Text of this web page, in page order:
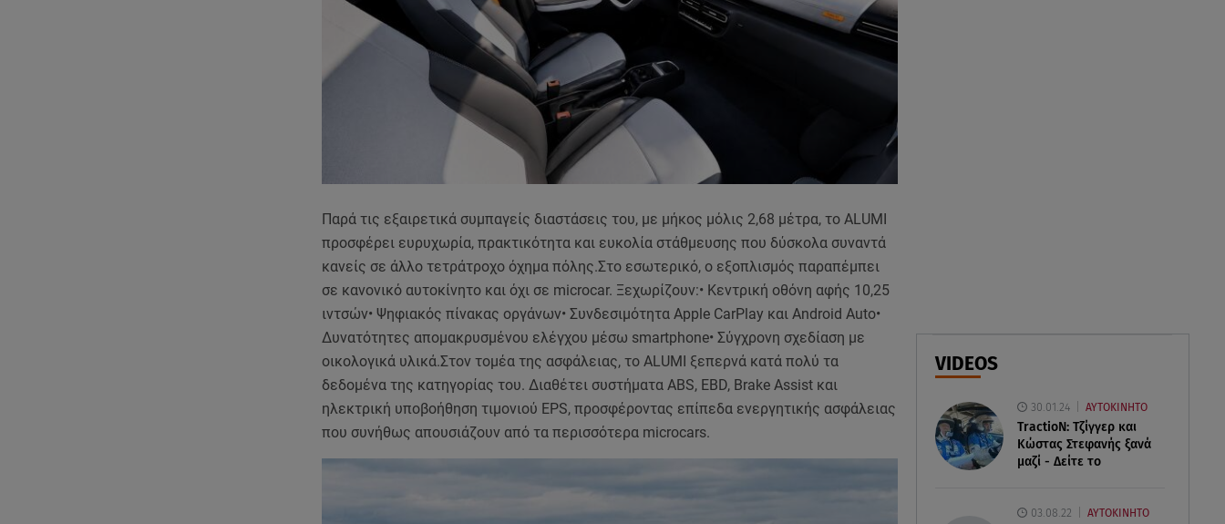
Stars System: Γιορτάζει 20
στο Star
VIDEOS
30.01.24 ΑΥΤΟΚΙΝΗΤΟ
TractioN: Τζίγγερ και
Κώστας Στεφανής ξανά
μαζί - Δείτε το
03.08.22 ΑΥΤΟΚΙΝΗΤΟ
Παρά τις εξαιρετικά συμπαγείς διαστάσεις του, με μήκος μόλις 2,68 μέτρα, το ALUMI
προσφέρει ευρυχωρία, πρακτικότητα και ευκολία στάθμευσης που δύσκολα συναντά
κανείς σε άλλο τετράτροχο όχημα πόλης.Στο εσωτερικό, ο εξοπλισμός παραπέμπει
σε κανονικό αυτοκίνητο και όχι σε microcar. Ξεχωρίζουν:• Κεντρική οθόνη αφής 10,25
ιντσών• Ψηφιακός πίνακας οργάνων• Συνδεσιμότητα Apple CarPlay και Android Auto•
Δυνατότητες απομακρυσμένου ελέγχου μέσω smartphone• Σύγχρονη σχεδίαση με
οικολογικά υλικά.Στον τομέα της ασφάλειας, το ALUMI ξεπερνά κατά πολύ τα
δεδομένα της κατηγορίας του. Διαθέτει συστήματα ABS, EBD, Brake Assist και
ηλεκτρική υποβοήθηση τιμονιού EPS, προσφέροντας επίπεδα ενεργητικής ασφάλειας
που συνήθως απουσιάζουν από τα περισσότερα microcars.